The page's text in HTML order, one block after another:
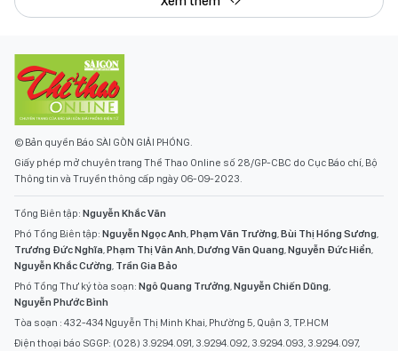
© Bản quyền Báo SÀI GÒN GIẢI PHÓNG.
Giấy phép mở chuyên trang Thể Thao Online số 28/GP-CBC do Cục Báo chí, Bộ
Thông tin và Truyền thông cấp ngày 06-09-2023.
Tổng Biên tập: Nguyễn Khắc Văn
Phó Tổng Biên tập: Nguyễn Ngọc Anh Phạm Văn Trường Bùi Thị Hồng Sương
Trương Đức Nghĩa Phạm Thị Vân Anh Dương Văn Quang Nguyễn Đức Hiển
Nguyễn Khắc Cường Trần Gia Bảo
Phó Tổng Thư ký tòa soạn: Ngô Quang Trưởng Nguyễn Chiến Dũng
Nguyễn Phước Bình
Tòa soạn : 432-434 Nguyễn Thị Minh Khai, Phường 5, Quận 3, TP.HCM
Điện thoại báo SGGP: (028) 3.9294.091, 3.9294.092, 3.9294.093, 3.9294.097,